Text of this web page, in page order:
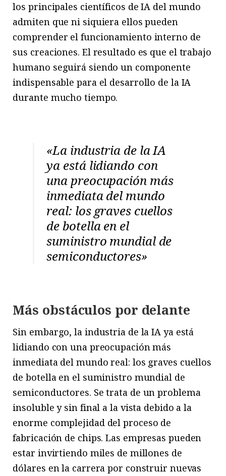
los principales científicos de IA del mundo
admiten que ni siquiera ellos pueden
comprender el funcionamiento interno de
sus creaciones. El resultado es que el trabajo
humano seguirá siendo un componente
indispensable para el desarrollo de la IA
durante mucho tiempo.
«La industria de la IA
ya está lidiando con
una preocupación más
inmediata del mundo
real: los graves cuellos
de botella en el
suministro mundial de
semiconductores»
Más obstáculos por delante
Sin embargo, la industria de la IA ya está
lidiando con una preocupación más
inmediata del mundo real: los graves cuellos
de botella en el suministro mundial de
semiconductores. Se trata de un problema
insoluble y sin final a la vista debido a la
enorme complejidad del proceso de
fabricación de chips. Las empresas pueden
estar invirtiendo miles de millones de
dólares en la carrera por construir nuevas